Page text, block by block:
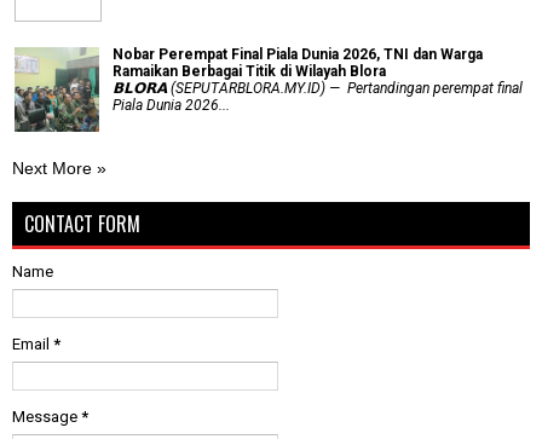
Nobar Perempat Final Piala Dunia 2026, TNI dan Warga
Ramaikan Berbagai Titik di Wilayah Blora
𝗕𝗟𝗢𝗥𝗔 (SEPUTARBLORA.MY.ID) — Pertandingan perempat final
Piala Dunia 2026...
Next More »
CONTACT FORM
Name
Email *
Message *